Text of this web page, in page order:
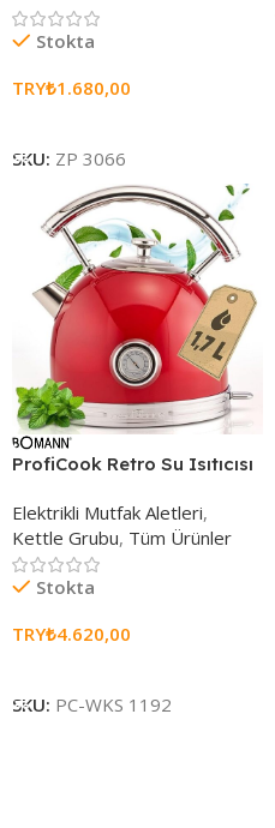
Stokta
TRY₺1.680,00
SKU: ZP 3066
ProfiCook Retro Su Isıtıcısı
Elektrikli Mutfak Aletleri,
Kettle Grubu, Tüm Ürünler
Stokta
TRY₺4.620,00
SKU: PC-WKS 1192